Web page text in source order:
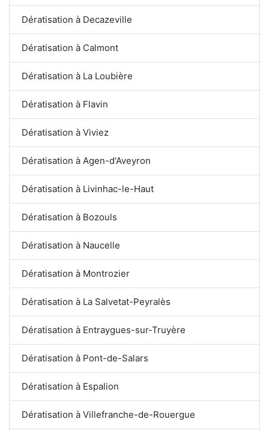
Dératisation à Decazeville
Dératisation à Calmont
Dératisation à La Loubière
Dératisation à Flavin
Dératisation à Viviez
Dératisation à Agen-d'Aveyron
Dératisation à Livinhac-le-Haut
Dératisation à Bozouls
Dératisation à Naucelle
Dératisation à Montrozier
Dératisation à La Salvetat-Peyralès
Dératisation à Entraygues-sur-Truyère
Dératisation à Pont-de-Salars
Dératisation à Espalion
Dératisation à Villefranche-de-Rouergue